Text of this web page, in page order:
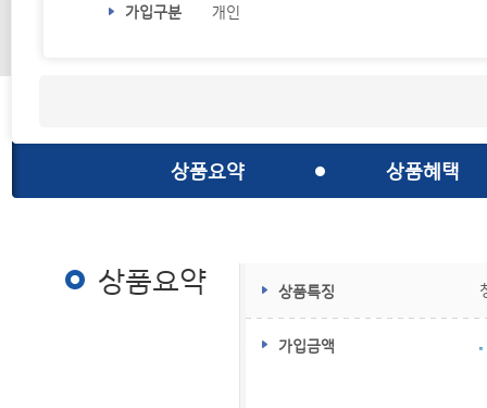
가입구분
개인
상품요약 상품혜택
상품요약 상품특징
가입금액